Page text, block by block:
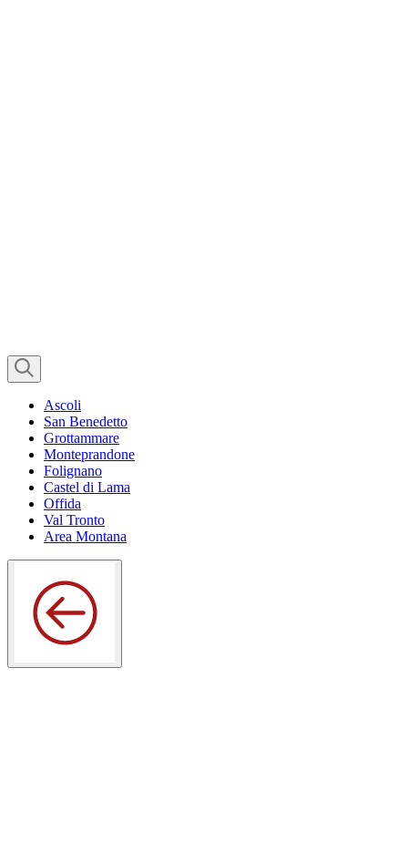
Ascoli
San Benedetto
Grottammare
Monteprandone
Folignano
Castel di Lama
Offida
Val Tronto
Area Montana